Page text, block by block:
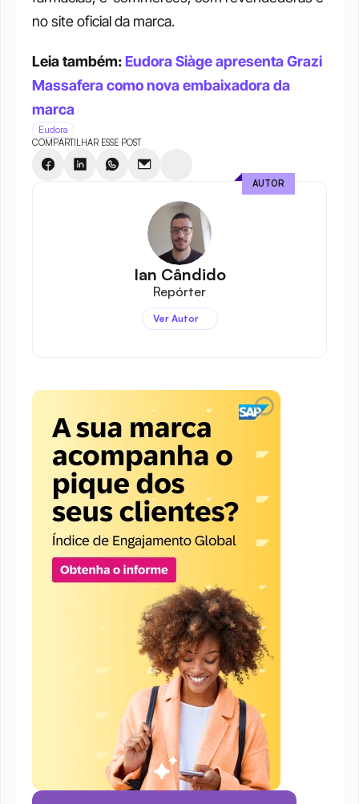
no site oficial da marca.
Leia também: Eudora Siàge apresenta Grazi
Massafera como nova embaixadora da
marca
Eudora
COMPARTILHAR ESSE POST
Ian Cândido
Repórter
Ver Autor
AUTOR